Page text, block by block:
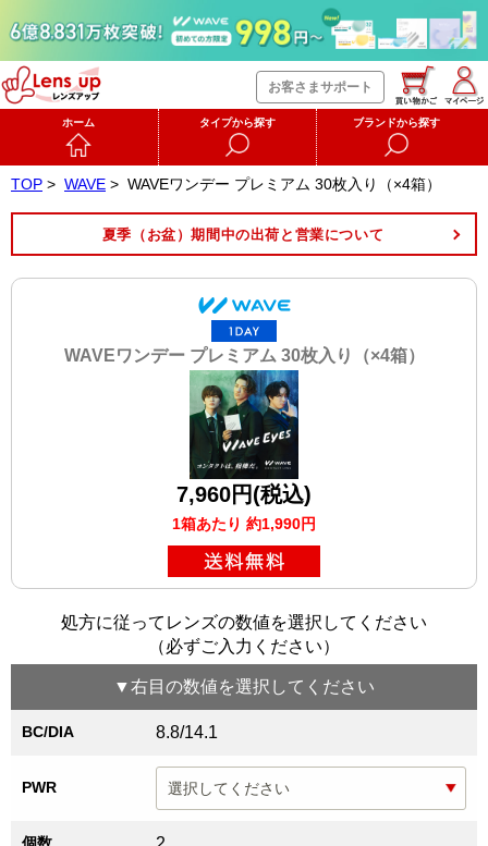
お客さまサポート
ホーム タイプから探す ブランドから探す
TOP > WAVE > WAVEワンデー プレミアム 30枚入り（×4箱）
夏季（お盆）期間中の出荷と営業について
WAVEワンデー プレミアム 30枚入り（×4箱）
7,960円(税込)
1箱あたり 約1,990円
処方に従ってレンズの数値を選択してください
（必ずご入力ください）
▼右目 の数値を選択してください
BC/DIA 8.8/14.1
PWR